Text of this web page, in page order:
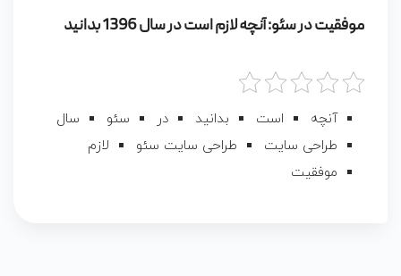
موفقیت در سئو: آنچه لازم است در سال 1396 بدانید
آنچه است بدانید در سئو
سال
طراحی سایت
طراحی سایت سئو
لازم
موفقیت